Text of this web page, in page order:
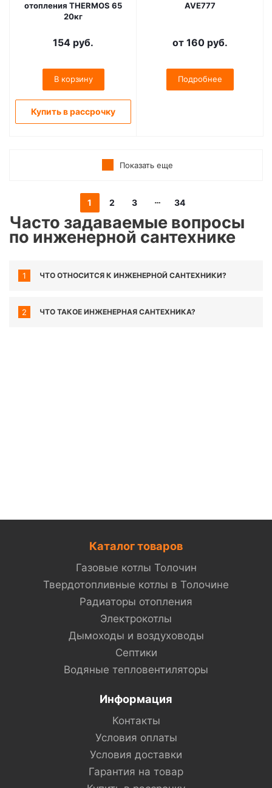
отопления THERMOS 65
20кг
154 руб.
В корзину
Купить в рассрочку
AVE777
от 160 руб.
Подробнее
Показать еще
1 2 3 34
Часто задаваемые вопросы
по инженерной сантехнике
1 ЧТО ОТНОСИТСЯ К ИНЖЕНЕРНОЙ САНТЕХНИКИ?
2 ЧТО ТАКОЕ ИНЖЕНЕРНАЯ САНТЕХНИКА?
Каталог товаров
Газовые котлы Толочин
Твердотопливные котлы в Толочине
Радиаторы отопления
Электрокотлы
Дымоходы и воздуховоды
Септики
Водяные тепловентиляторы
Информация
Контакты
Условия оплаты
Условия доставки
Гарантия на товар